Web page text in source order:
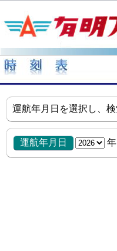
運航年月日を選択し、
運航年月日 年